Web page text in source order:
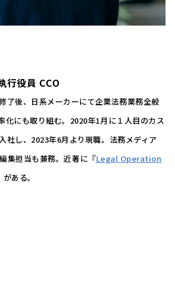
行役員 CCO
了後、日系メーカーにて企業法務業務全般
化にも取り組む。2020年1月に１人目のカス
社し、2023年6月より現職。法務メディア
集担当も兼務。近著に『Legal Operation
ある。